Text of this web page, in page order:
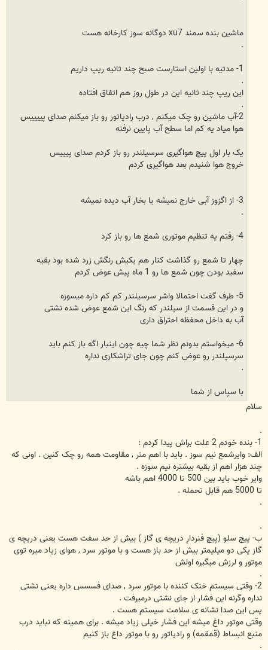
ماشین بنده سمند xu7 دوگانه سوز کارخانه هست
1- مدتیه با اولین استارست صبح چند ثانیه ریپ داریم
این ریپ چند ثانیه این در طول روز هم اتفاق افتاده
2-آب ماشین رو چک میکنم , درب رادیاتور رو باز میکنم صدای پییییس
هوا میاد یه کم اما سطح آب پایین نرفته
یک بار اول پیچ هواگیری سرسیلندر رو باز کردم صدای پیییس
خروج هوا شنیدم بعد هواگیری کردم
3- از اگزوز آبی خارج نمیشه یا بخار آب دیده نمیشه
4- رفتم یه تنظیم موتوری شمع ها رو باز کرد
چهار تا شمع رو گذاشت کنار هم یکیش رنگش زرد شده بود بقیه
سفید بودن چون شمع ها رو 1 ماه پیش عوض کردم
5- طرف گفت احتمالا واشر سرسیلندر کم کم داره میسوزه
و در این قسمت از سیلندر که رنگ این شمع عوض شده نشتی
آب به داخل محفظه احتراق داری
6- میخواستم بدونم نظر شما چیه چون اینبار اگه باز کنم باید
سرسیلندر رو عوض کنم چون جای تراشکاری نداره
با سپاس از شما
سلام
1- بنده خودم 2 علت براش پیدا کردم :
الف: وایرشمع نیم سوز . باید با اهم متر , مقاومت همه رو چک کنین . اونی که
چند هزار اهم از بقیه بیشتره نیم سوزه .
وایر خوب باید بین 500 تا 4000 اهم باشه
تا 5000 هم قابل تحمله .
ب- پیچ سلو (پیچ فنردارِ دریچه ی گاز ) بیش از حد سفت هست یعنی دریچه ی
گاز یکی دو میلیمتر بیش از حد باز هست و با موتور سرد , هوای زیاد میره توی
موتور و لرزش میگیره اولش
2- وقتی سیستم خنک کننده با موتور سرد , صدای فسسس داره یعنی نشتی
نداره وگرنه این فشار از جای نشتی درمیرفت .
پس این صدا نشانه ی سلامت سیستم هست .
وقتی موتور داغ میشه این فشار خیلی زیاد میشه . برای همینه که نباید درب
منبع انبساط (قمقمه) و رادیاتور رو با موتور داغ باز کنیم